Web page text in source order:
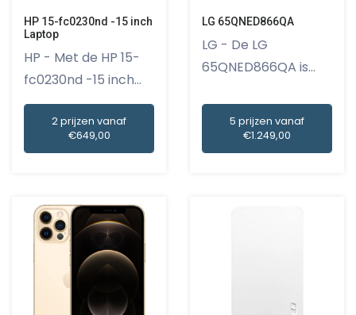
HP 15-fc0230nd -15 inch
Laptop
HP - Met de HP 15-
fc0230nd -15 inch
Laptop...
2 prijzen vanaf
€649,00
LG 65QNED866QA
LG - De LG
65QNED866QA is
5 prijzen vanaf
€1.249,00